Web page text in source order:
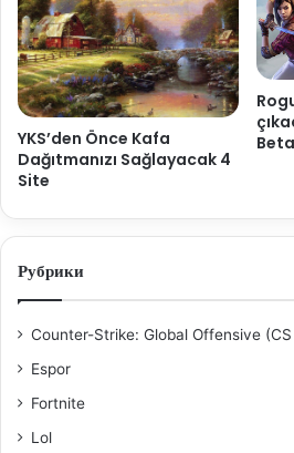
YKS’den Önce Kafa
Dağıtmanızı Sağlayacak 4
Site
Beta
Рубрики
Counter-Strike: Global Offensive (CS
Espor
Fortnite
Lol